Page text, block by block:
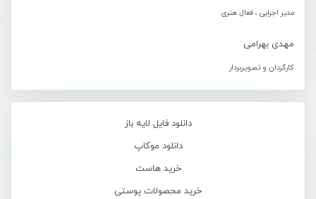
مدیر اجرایی ، فعال هنری
مهدی بهرامی
کارگردان و تصویربردار
دانلود فایل لایه باز
دانلود موکاپ
خرید هاست
خرید محصولات پوستی